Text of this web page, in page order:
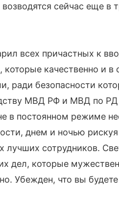
сейчас еще в
всех причастных к
качественно и в
ради безопасности
МВД РФ и МВД по РД
в постоянном режиме
днем и ночью
сотрудников.
дел, которые
Убежден, что вы